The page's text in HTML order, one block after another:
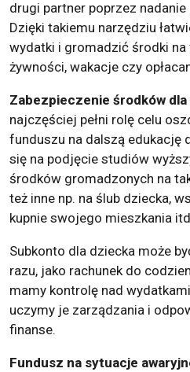
drugi partner poprzez
Dzięki takiemu narzędziu
wydatki i gromadzić środki na
żywności, wakacje czy
Zabezpieczenie środków
najczęściej pełni rolę celu
funduszu na dalszą edukację
się na podjęcie studiów
środków gromadzonych na
też inne np. na ślub dziecka,
kupnie swojego mieszkania
Subkonto dla dziecka może
razu, jako rachunek do
mamy kontrolę nad
uczymy je zarządzania i
finanse.
Fundusz na sytuacje